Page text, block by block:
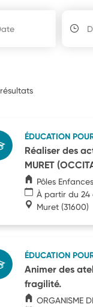
résultats
ÉDUCATION
Réaliser des
MURET
Pôles
À partir du 24
Muret (31600)
ÉDUCATION
Animer des
fragilité.
ORGANISME